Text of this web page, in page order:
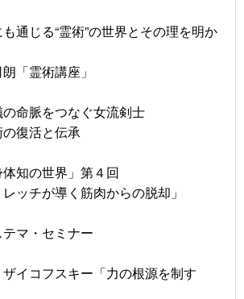
通じる“霊術”の世界とその理を明か
「霊術講座」
の命脈をつなぐ女流剣士
復活と伝承
体知の世界」第４回
ッチが導く筋肉からの脱却」
テマ・セミナー
イコフスキー「力の根源を制す